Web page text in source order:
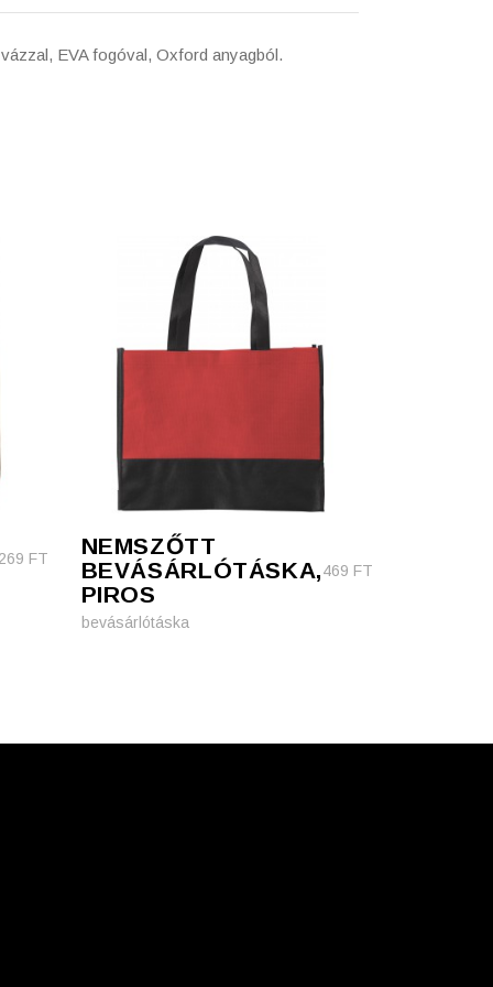
EVA fogóval, Oxford anyagból.
FT
NEMSZŐTT
BEVÁSÁRLÓTÁSKA,
PIROS
469 FT
bevásárlótáska